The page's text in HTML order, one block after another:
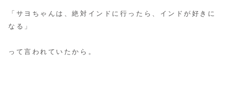
「サヨちゃんは、絶対インドに行ったら、インドが好きに
なる」
って言われていたから。